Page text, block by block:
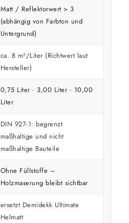
Matt / Reflektorwert > 3
(abhängig von Farbton und
Untergrund)
ca. 8 m²/Liter (Richtwert laut
Hersteller)
0,75 Liter · 3,00 Liter · 10,00
Liter
DIN 927-1: begrenzt
maßhaltige und nicht
maßhaltige Bauteile
Ohne Füllstoffe –
Holzmaserung bleibt sichtbar
ersetzt Demidekk Ultimate
Helmatt